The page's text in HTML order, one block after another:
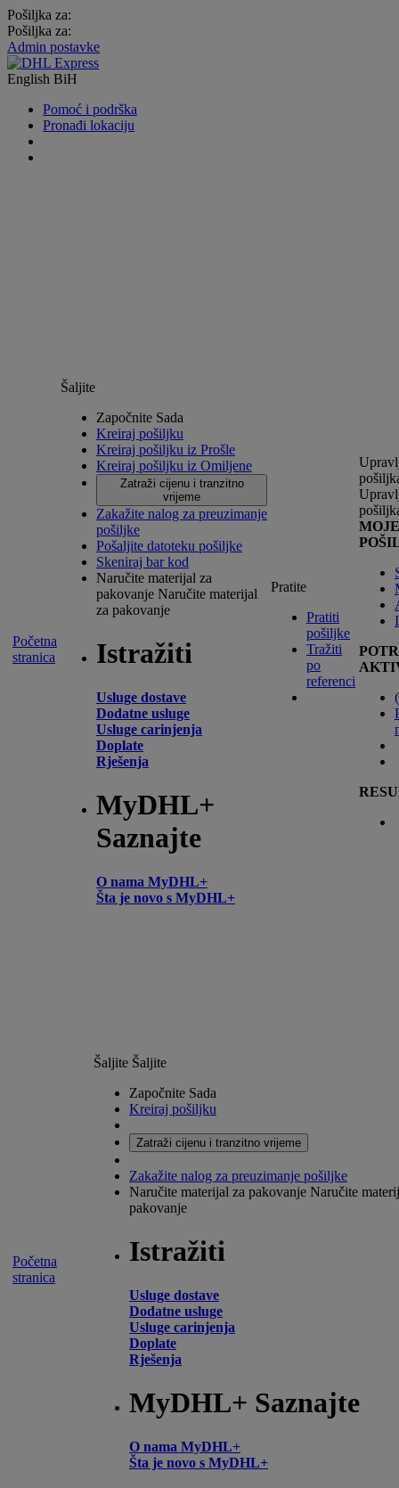
Pošiljka za:
Pošiljka za:
Admin postavke
English BiH
Pomoć i podrška
Pronađi lokaciju
Početna
stranica
Šaljite
Započnite Sada
Kreiraj pošiljku
Kreiraj pošiljku iz Prošle
Kreiraj pošiljku iz Omiljene
Zatraži cijenu i tranzitno
vrijeme
Zakažite nalog za preuzimanje
pošiljke
Pošaljite datoteku pošiljke
Skeniraj bar kod
Naručite materijal za
pakovanje Naručite materijal
za pakovanje
Istražiti
Usluge dostave
Dodatne usluge
Usluge carinjenja
Doplate
Rješenja
MyDHL+
Saznajte
O nama MyDHL+
Šta je novo s MyDHL+
Pratite
Pratiti
pošiljke
Tražiti
po
referenci
MOJE
(
Početna
stranica
Šaljite Šaljite
Započnite Sada
Kreiraj pošiljku
Zatraži cijenu i tranzitno vrijeme
Zakažite nalog za preuzimanje pošiljke
Naručite materijal za pakovanje Naručite
pakovanje
Istražiti
Usluge dostave
Dodatne usluge
Usluge carinjenja
Doplate
Rješenja
MyDHL+ Saznajte
O nama MyDHL+
Šta je novo s MyDHL+